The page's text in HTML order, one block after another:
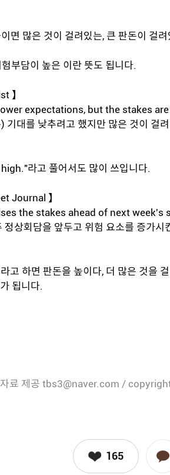
면 많은 것이 걸려있는, 큰 판돈이 걸
부담이 높은 이란 뜻도 됩니다.
】
expectations, but the stakes
기대를 낮추려고 했지만 많은 것이 걸
라고 풀어서도 많이 쓰입니다.
Journal 】
the stakes ahead of next week's
정상회담을 앞두고 위험 요소를 증가시
고 하면 판돈을 높이다, 더 많은 것을
됩니다.
자료 제공 tbs3@naver.com /
165